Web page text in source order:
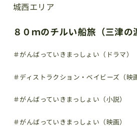
８０ｍのチルい船旅（三津の
城西エリア
＃がんばっていきまっしょい（ドラマ）
＃ディストラクション・ベイビーズ（映
＃がんばっていきまっしょい（小説）
＃がんばっていきまっしょい（映画）